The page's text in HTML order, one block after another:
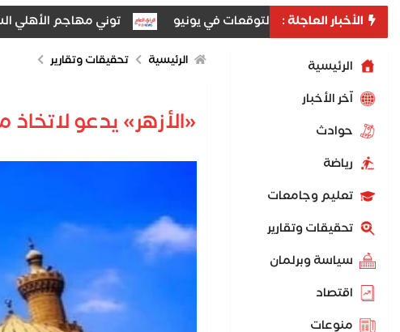
الأخبار العاجلة :
ترتفع بأعلى من التوقعات في يونيو توني مهاجم الأهلي السعودي
الرئيسية
اّخر الأخبار
حوادث
رياضة
تعليم وجامعات
تحقيقات وتقارير
سياسة وبرلمان
اقتصاد
منوعات
الرئيسية تحقيقات وتقارير
«الأزهر» يدعو